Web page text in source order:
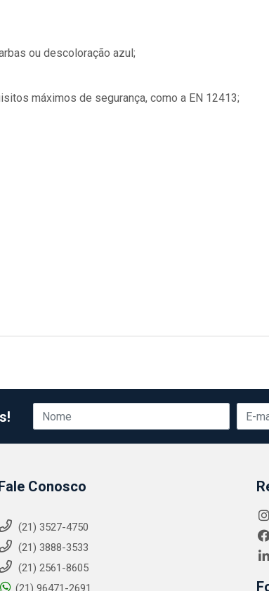
ou descoloração azul;
máximos de segurança, como a EN 12413;
Conosco
(21) 3527-4750
(21) 3888-3533
(21) 2561-8605
(21) 96471-2691